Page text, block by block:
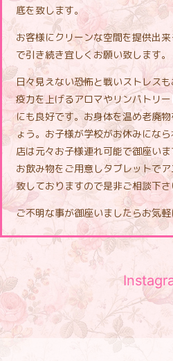
底を致します。
お客様にクリーンな空間を提供出
で引き続き宜しくお願い致します。
日々見えない恐怖と戦いストレス
疫力を上げるアロマやリンパトリ
にも良好です。お身体を温め老廃
ょう。お子様が学校がお休みにな
店は元々お子様連れ可能で御座い
お飲み物をご用意しタブレットで
致しておりますので是非ご相談下さ
ご不明な事が御座いましたらお気